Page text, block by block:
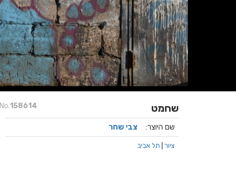
No.158614 שחמט
שם היוצר: צבי שחר
ציור תל אביב